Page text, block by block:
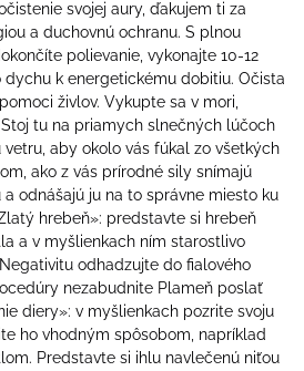
svojej aury, ďakujem ti za
a duchovnú ochranu. S plnou
polievanie, vykonajte 10-12
k energetickému dobitiu. Očista
živlov. Vykupte sa v mori,
tu na priamych slnečných lúčoch
aby okolo vás fúkal zo všetkých
ako z vás prírodné sily snímajú
odnášajú ju na to správne miesto ku
hrebeň»: predstavte si hrebeň
a v myšlienkach ním starostlivo
odhadzujte do fialového
nezabudnite Plameň poslať
diery»: v myšlienkach pozrite svoju
ho vhodným spôsobom, napríklad
Predstavte si ihlu navlečenú niťou